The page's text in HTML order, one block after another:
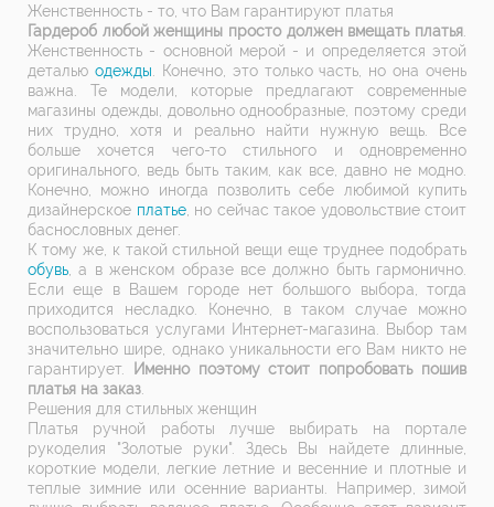
Женственность - то, что Вам гарантируют платья
Гардероб любой женщины просто должен вмещать платья
Женственность - основной мерой - и определяется этой
деталью одежды . Конечно, это только часть, но она очень
важна. Те модели, которые предлагают современные
магазины одежды, довольно однообразные, поэтому среди
них трудно, хотя и реально найти нужную вещь. Все
больше хочется чего-то стильного и одновременно
оригинального, ведь быть таким, как все, давно не модно.
Конечно, можно иногда позволить себе любимой купить
дизайнерское платье, но сейчас такое удовольствие стоит
баснословных денег.
К тому же, к такой стильной вещи еще труднее подобрать
обувь , а в женском образе все должно быть гармонично.
Если еще в Вашем городе нет большого выбора, тогда
приходится несладко. Конечно, в таком случае можно
воспользоваться услугами Интернет-магазина. Выбор там
значительно шире, однако уникальности его Вам никто не
гарантирует. Именно поэтому стоит попробовать пошив
платья на заказ
Решения для стильных женщин
Платья ручной работы лучше выбирать на портале
рукоделия "Золотые руки". Здесь Вы найдете длинные,
короткие модели, легкие летние и весенние и плотные и
теплые зимние или осенние варианты. Например, зимой